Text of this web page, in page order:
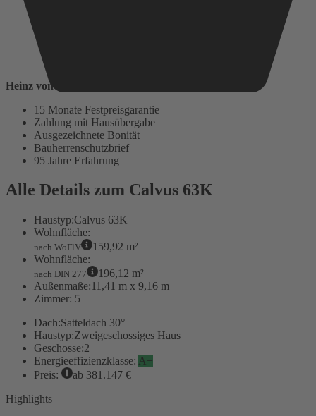
Heinz von Heiden baut auf:
15 Monate Festpreisgarantie
Zahlung mit Hausübergabe
Ausgezeichnete Bonität
Bauherrenschutzbrief
95 Jahre Erfahrung
Alle Details zum Calvus 63K
Haustyp:Calvus 63K
Wohnfläche:
nach WoFlV
159,92 m²
Wohnfläche:
nach DIN 277
196,12 m²
Außenmaße:11,41 m x 9,16 m
Zimmer: 5
Dach:Satteldach 30°
Haustyp:Zweigeschossiges Haus
Geschosse:2
Energieeffizienzklasse: A+
Preis:
ab 381.147 €
Highlights